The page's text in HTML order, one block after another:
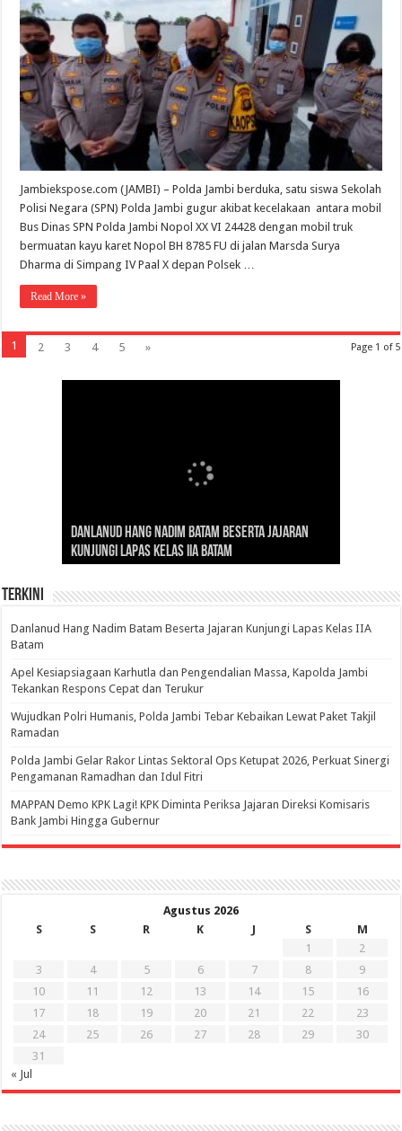
Jambiekspose.com (JAMBI) – Polda Jambi berduka, satu siswa Sekolah
Polisi Negara (SPN) Polda Jambi gugur akibat kecelakaan antara mobil
Bus Dinas SPN Polda Jambi Nopol XX VI 24428 dengan mobil truk
bermuatan kayu karet Nopol BH 8785 FU di jalan Marsda Surya
Dharma di Simpang IV Paal X depan Polsek …
Read More »
Page 1 of 5
1 2 3 4 5 »
Danlanud Hang Nadim Batam Beserta Jajaran
Kunjungi Lapas Kelas IIA Batam
Silaturahmi dan Reses Komite I DPD RI di Polda
Jambi Bahas Sinergitas Penanganan Narkotika
Edukasi Pembentukan Karakter Generasi
Penerus
Cepat Beroperasi Agar Bisa Layani Masyarakat
Penuhi Kebutuhannya
Nusantara: Ratu Wangsa, Wanita Berkelas
dengan Pengaruh Internasional
Terkini
Danlanud Hang Nadim Batam Beserta Jajaran Kunjungi Lapas Kelas IIA
Batam
Apel Kesiapsiagaan Karhutla dan Pengendalian Massa, Kapolda Jambi
Tekankan Respons Cepat dan Terukur
Wujudkan Polri Humanis, Polda Jambi Tebar Kebaikan Lewat Paket Takjil
Ramadan
Polda Jambi Gelar Rakor Lintas Sektoral Ops Ketupat 2026, Perkuat Sinergi
Pengamanan Ramadhan dan Idul Fitri
‎MAPPAN Demo KPK Lagi! KPK Diminta Periksa Jajaran Direksi Komisaris
Bank Jambi Hingga Gubernur ‎
Agustus 2026
S
S R K J S
M
1
2
3
4 5 6 7 8
9
10
11 12 13 14 15
16
17
18 19 20 21 22
23
24
25 26 27 28 29
30
31
« Jul